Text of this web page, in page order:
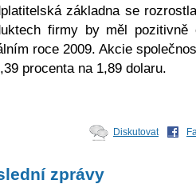
základna se
firmy by měl
roce 2009. Akcie
procenta na 1,89 dolaru.
Diskutovat
zprávy